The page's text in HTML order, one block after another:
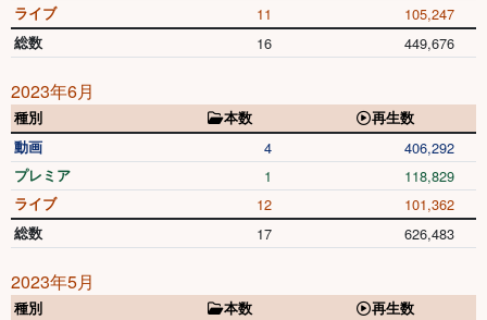
ライブ 11 105,247
総数 16 449,676
2023年6月
種別 本数
再生数
動画
4 406,292
プレミア 1 118,829
ライブ 12 101,362
総数 17 626,483
2023年5月
種別 本数
再生数